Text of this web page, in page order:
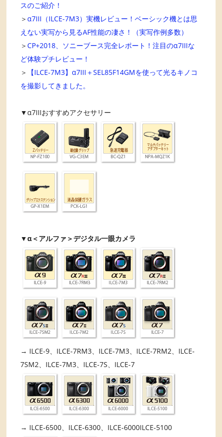
スのご紹介！
＞α7III（ILCE-7M3）実機レビュー！ベーシック機とは思
えない実写から見るAF性能の凄さ！（実写作例多数）
＞CP+2018、ソニーブース完全レポート！注目のα7IIIな
ど体験プチレビュー！
＞
【ILCE-7M3】α7III＋SEL85F14GMを使って光るキノコ
を撮影してきました。
▼α7IIIおすすめアクセサリー
▼α＜アルファ＞デジタル一眼カメラ
→ ILCE-9、ILCE-7RM3、ILCE-7M3、ILCE-7RM2、ILCE-
7SM2、ILCE-7M3、ILCE-7S、ILCE-7
→ ILCE-6500、ILCE-6300、ILCE-6000ILCE-5100